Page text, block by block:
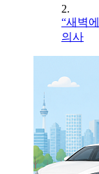
2.
“새벽
의사